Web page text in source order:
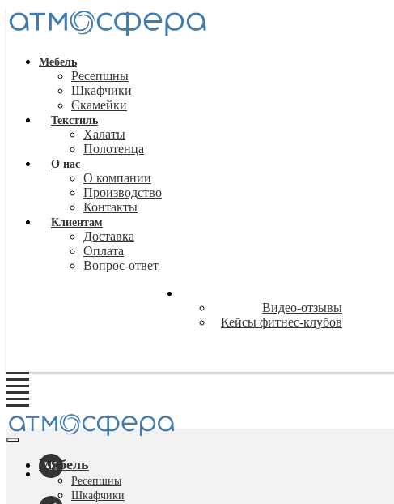
Мебель
Ресепшны
Шкафчики
Скамейки
Текстиль
Халаты
Полотенца
О нас
О компании
Производство
Контакты
Клиентам
Доставка
Оплата
Вопрос-ответ
Видео-отзывы
Кейсы фитнес-клубов
Мебель
Ресепшны
Шкафчики